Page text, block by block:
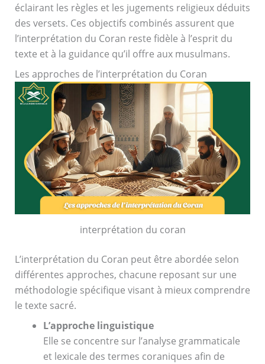
éclairant les règles et les jugements religieux déduits
des versets. Ces objectifs combinés assurent que
l’interprétation du Coran reste fidèle à l’esprit du
texte et à la guidance qu’il offre aux musulmans.
Les approches de l’interprétation du Coran
interprétation du coran
L’interprétation du Coran peut être abordée selon
différentes approches, chacune reposant sur une
méthodologie spécifique visant à mieux comprendre
le texte sacré.
L’approche linguistique
Elle se concentre sur l’analyse grammaticale
et lexicale des termes coraniques afin de